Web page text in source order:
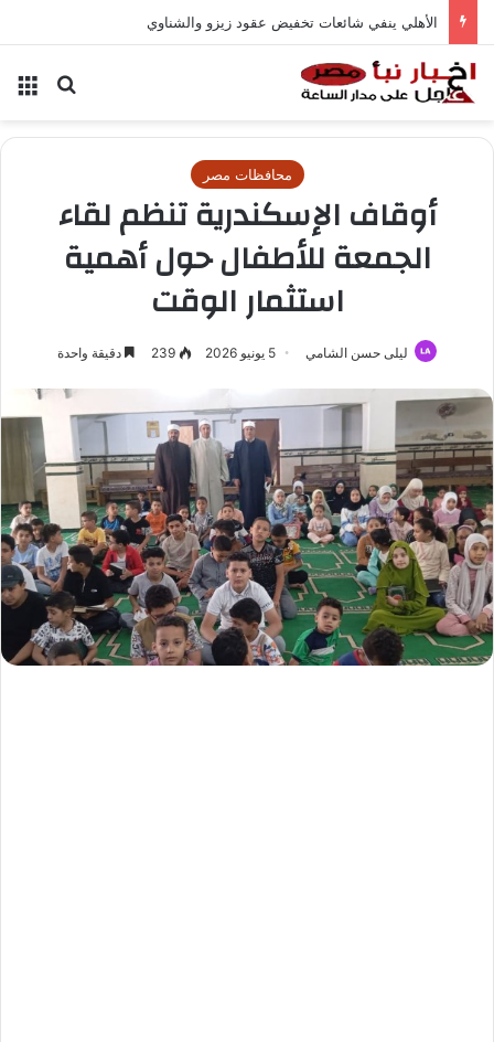
الأهلي ينفي شائعات تخفيض عقود زيزو والشناوي
بحث
محافظات مصر
أوقاف الإسكندرية تنظم لقاء
الجمعة للأطفال حول أهمية
استثمار الوقت
ليلى حسن الشامي 5 يونيو 2026 239 دقيقة واحدة